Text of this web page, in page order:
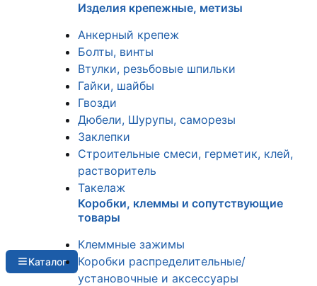
Каталог
Изделия крепежные, метизы
Анкерный крепеж
Болты, винты
Втулки, резьбовые шпильки
Гайки, шайбы
Гвозди
Дюбели, Шурупы, саморезы
Заклепки
Строительные смеси, герметик, клей,
растворитель
Такелаж
Коробки, клеммы и сопутствующие
товары
Клеммные зажимы
Коробки распределительные/
установочные и аксессуары